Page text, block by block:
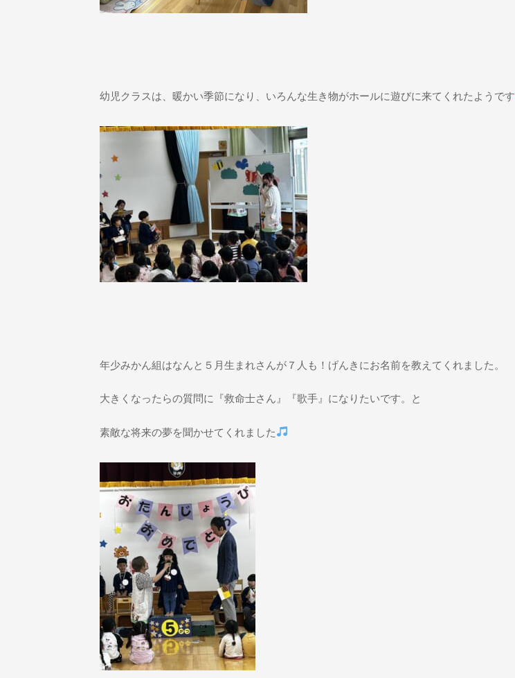
幼児クラスは、暖かい季節になり、いろんな生き物がホールに遊びに来てくれたようです
年少みかん組はなんと５月生まれさんが７人も！げんきにお名前を教えてくれました。
大きくなったらの質問に『救命士さん』『歌手』になりたいです。と
素敵な将来の夢を聞かせてくれました